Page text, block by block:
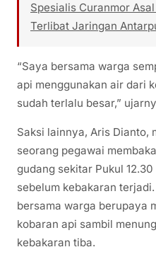
Spesialis Curanmor
Terlibat Jaringan
“Saya bersama warga
api menggunakan air dari
sudah terlalu besar,”
Saksi lainnya, Aris Dianto,
seorang pegawai
gudang sekitar Pukul
sebelum kebakaran
bersama warga berupaya
kobaran api sambil
kebakaran tiba.